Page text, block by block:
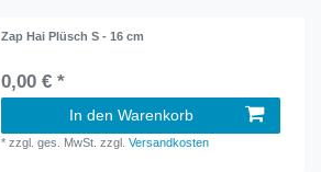
Zap Hai Plüsch S - 16 cm
0,00 € *
In den Warenkorb
*zzgl. ges. MwSt. zzgl.Versandkosten